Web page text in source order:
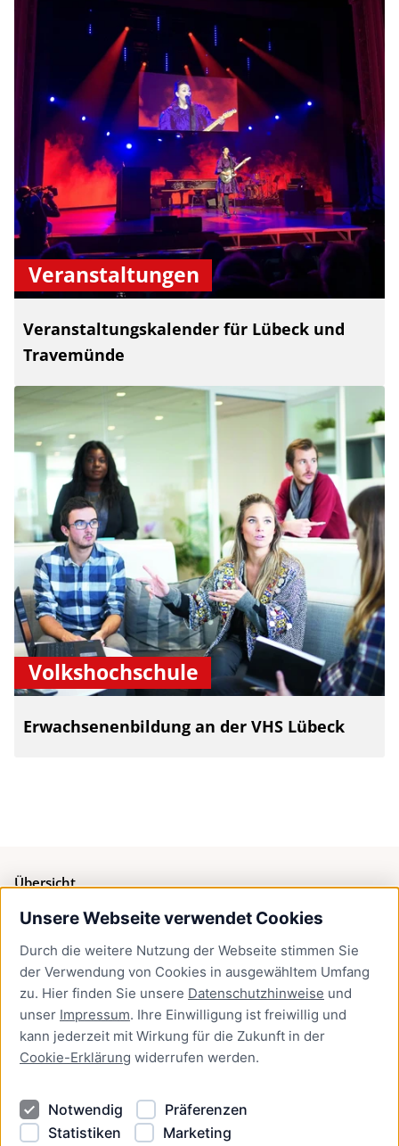
Unsere Webseite verwendet Cookies
Durch die weitere Nutzung der Webseite stimmen Sie
der Verwendung von Cookies in ausgewähltem Umfang
zu. Hier finden Sie unsere Datenschutzhinweise und
unser Impressum. Ihre Einwilligung ist freiwillig und
kann jederzeit mit Wirkung für die Zukunft in der
Cookie-Erklärung widerrufen werden.
Notwendig
Präferenzen
Statistiken
Marketing
Veranstaltungen
Veranstaltungskalender für Lübeck und
Travemünde
Volkshochschule
Erwachsenenbildung an der VHS Lübeck
Übersicht
Bürgerservice
Presse
Newsletter Lübeck:kompakt
Kontakt
Kontakt
Datenschutzhinweise
Barrierefreiheit